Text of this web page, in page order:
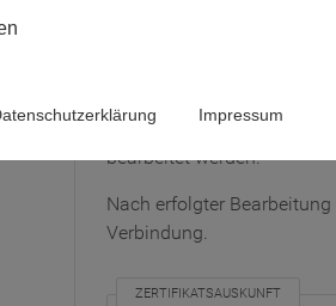
Impressum
Auskunft zur
Füllen Sie bitte alle mit
gekennzeichneten Felder
Nur so kann Ihre Anfrage
bearbeitet werden.
Nach erfolgter
Verbindung.
ZERTIFIKATSAUSKUNFT